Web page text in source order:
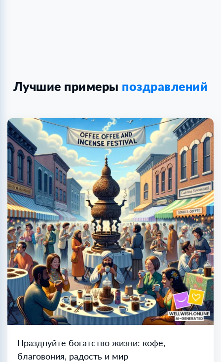
Лучшие примеры поздравлений
Празднуйте богатство жизни: кофе,
благовония, радость и мир